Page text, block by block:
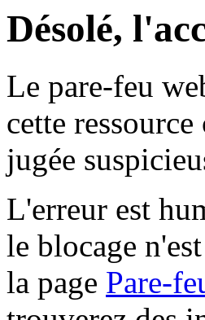
Désolé,
Le pare-feu
cette
jugée
L'erreur est
le blocage
la page Pare-